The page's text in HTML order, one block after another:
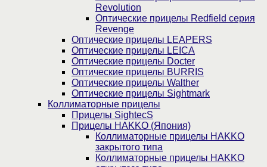
Revolution
Оптические прицелы Redfield серия
Revenge
Оптические прицелы LEAPERS
Оптические прицелы LEICA
Оптические прицелы Docter
Оптические прицелы BURRIS
Оптические прицелы Walther
Оптические прицелы Sightmark
Коллиматорные прицелы
Прицелы SightecS
Прицелы HAKKO (Япония)
Коллиматорные прицелы HAKKO
закрытого типа
Коллиматорные прицелы HAKKO